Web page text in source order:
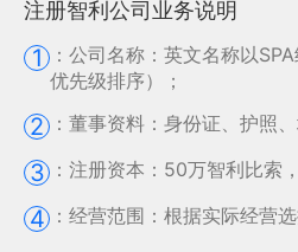
注册智利公司业务说明
1 ： 公司名称：英文名称以
优先级排序）；
2 ： 董事资料 ：身份证、护照
3 ： 注册资本：50万智利比索
4 ： 经营范围：根据实际经营选